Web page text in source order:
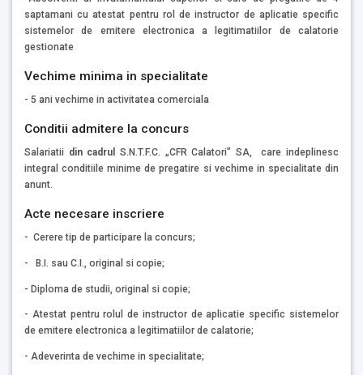
saptamani cu atestat pentru rol de instructor de aplicatie specific
sistemelor de emitere electronica a legitimatiilor de calatorie
gestionate
Vechime minima in specialitate
- 5 ani vechime in activitatea comerciala
Conditii admitere la concurs
Salariatii din cadrulS.N.T.F.C. „CFR Calatori” SA, care indeplinesc
integral conditiile minime de pregatire si vechime in specialitate din
anunt.
Acte necesare inscriere
- Cerere tip de participare la concurs;
- B.I. sau C.I., original si copie;
- Diploma de studii, original si copie;
- Atestat pentru rolul de instructor de aplicatie specific sistemelor
de emitere electronica a legitimatiilor de calatorie;
- Adeverinta de vechime in specialitate;